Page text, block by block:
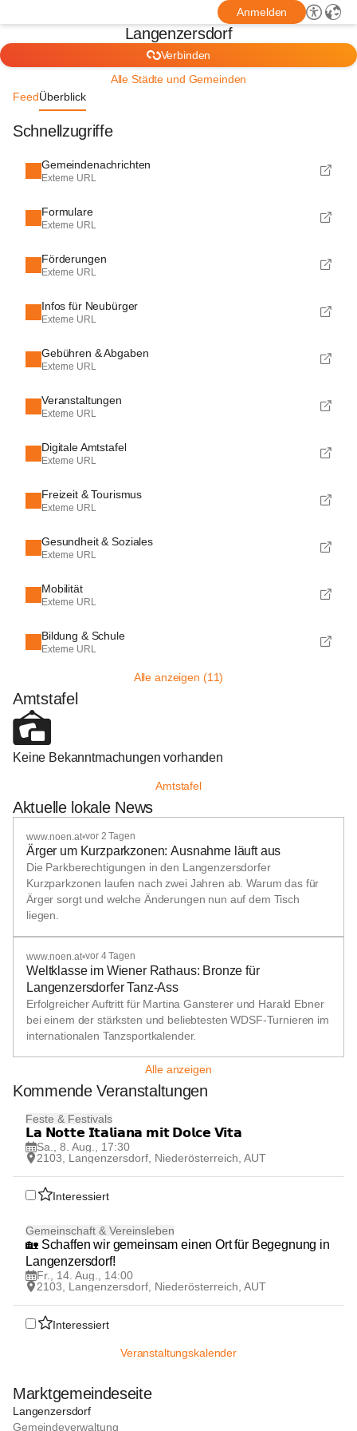
Anmelden
Langenzersdorf
Verbinden
Alle Städte und Gemeinden
FeedÜberblick
Schnellzugriffe
Gemeindenachrichten
Externe URL
Formulare
Externe URL
Förderungen
Externe URL
Infos für Neubürger
Externe URL
Gebühren & Abgaben
Externe URL
Veranstaltungen
Externe URL
Digitale Amtstafel
Externe URL
Freizeit & Tourismus
Externe URL
Gesundheit & Soziales
Externe URL
Mobilität
Externe URL
Bildung & Schule
Externe URL
Alle anzeigen (11)
Amtstafel
Keine Bekanntmachungen vorhanden
Amtstafel
Aktuelle lokale News
www.noen.at•vor 2 Tagen
Ärger um Kurzparkzonen: Ausnahme läuft aus
Die Parkberechtigungen in den Langenzersdorfer
Kurzparkzonen laufen nach zwei Jahren ab. Warum das für
Ärger sorgt und welche Änderungen nun auf dem Tisch
liegen.
www.noen.at•vor 4 Tagen
Weltklasse im Wiener Rathaus: Bronze für
Langenzersdorfer Tanz-Ass
Erfolgreicher Auftritt für Martina Gansterer und Harald Ebner
bei einem der stärksten und beliebtesten WDSF-Turnieren im
internationalen Tanzsportkalender.
Alle anzeigen
Kommende Veranstaltungen
8
AUG
Feste & Festivals
𝗟𝗮 𝗡𝗼𝘁𝘁𝗲 𝗜𝘁𝗮𝗹𝗶𝗮𝗻𝗮 𝗺𝗶𝘁 𝗗𝗼𝗹𝗰𝗲 𝗩𝗶𝘁𝗮
Sa., 8. Aug., 17:30
2103, Langenzersdorf, Niederösterreich, AUT
Interessiert
14
AUG
Gemeinschaft & Vereinsleben
🏡 Schaffen wir gemeinsam einen Ort für Begegnung in
Langenzersdorf!
Fr., 14. Aug., 14:00
2103, Langenzersdorf, Niederösterreich, AUT
Interessiert
Veranstaltungskalender
Marktgemeindeseite
Langenzersdorf
Gemeindeverwaltung